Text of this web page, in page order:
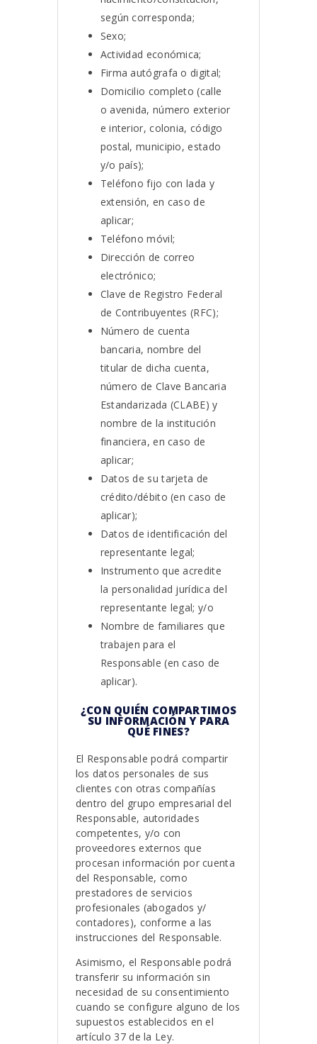
según corresponda;
Sexo;
Actividad económica;
Firma autógrafa o digital;
Domicilio completo (calle
o avenida, número exterior
e interior, colonia, código
postal, municipio, estado
y/o país);
Teléfono fijo con lada y
extensión, en caso de
aplicar;
Teléfono móvil;
Dirección de correo
electrónico;
Clave de Registro Federal
de Contribuyentes (RFC);
Número de cuenta
bancaria, nombre del
titular de dicha cuenta,
número de Clave Bancaria
Estandarizada (CLABE) y
nombre de la institución
financiera, en caso de
aplicar;
Datos de su tarjeta de
crédito/débito (en caso de
aplicar);
Datos de identificación del
representante legal;
Instrumento que acredite
la personalidad jurídica del
representante legal; y/o
Nombre de familiares que
trabajen para el
Responsable (en caso de
aplicar).
¿CON QUIÉN COMPARTIMOS
SU INFORMACIÓN Y PARA
QUÉ FINES?
El Responsable podrá compartir
los datos personales de sus
clientes con otras compañías
dentro del grupo empresarial del
Responsable, autoridades
competentes, y/o con
proveedores externos que
procesan información por cuenta
del Responsable, como
prestadores de servicios
profesionales (abogados y/
contadores), conforme a las
instrucciones del Responsable.
Asimismo, el Responsable podrá
transferir su información sin
necesidad de su consentimiento
cuando se configure alguno de los
supuestos establecidos en el
artículo 37 de la Ley.